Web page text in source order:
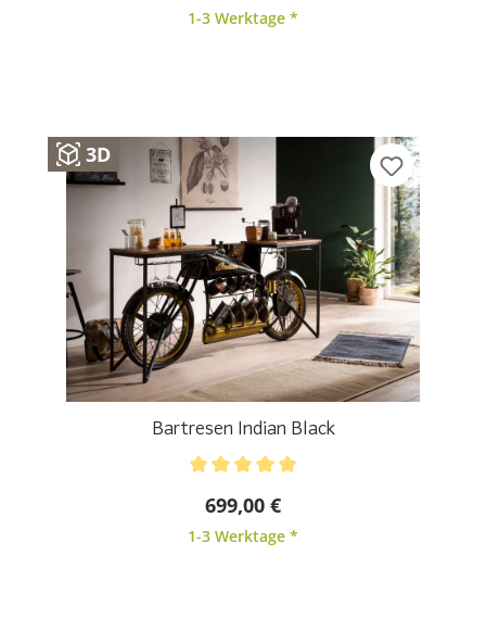
1-3 Werktage *
3D
Bartresen Indian Black
699,00 €
1-3 Werktage *